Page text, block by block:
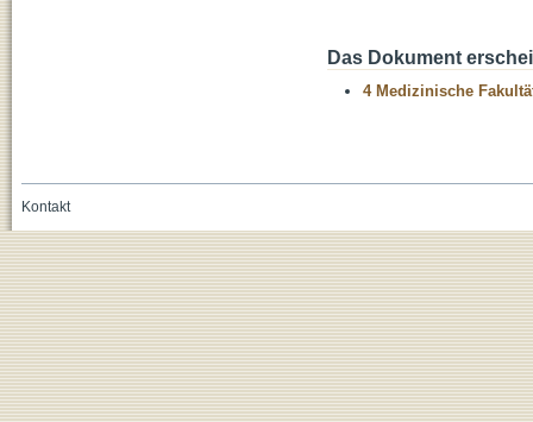
Das Dokument
4 Medizinische
Kontakt